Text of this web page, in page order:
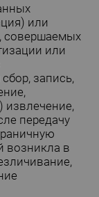
или
совершаемых
или
запись,
извлечение,
передачу
возникла в